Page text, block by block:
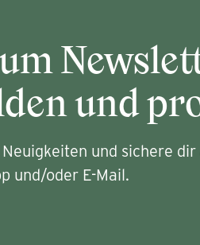
und
und sichere
und/oder E-Mail.